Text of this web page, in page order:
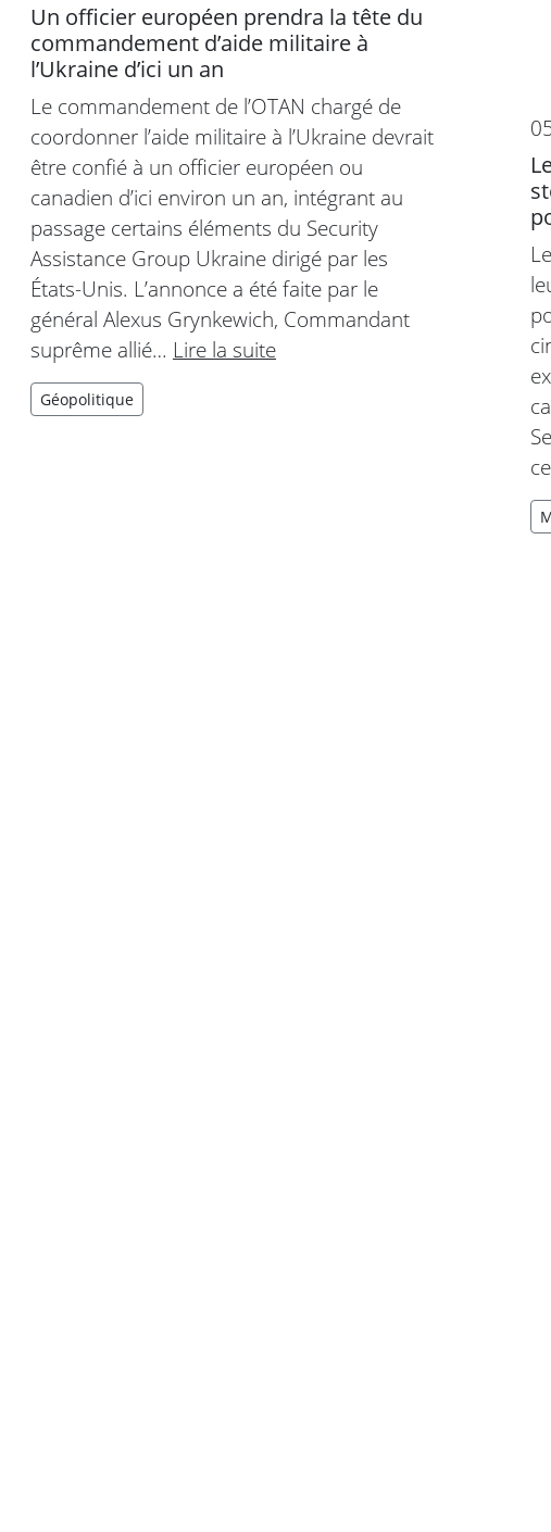
Un officier européen prendra la tête du
commandement d’aide militaire à
l’Ukraine d’ici un an
Le commandement de l’OTAN chargé de
coordonner l’aide militaire à l’Ukraine devrait
être confié à un officier européen ou
canadien d’ici environ un an, intégrant au
passage certains éléments du Security
Assistance Group Ukraine dirigé par les
États-Unis. L’annonce a été faite par le
général Alexus Grynkewich, Commandant
suprême allié… Lire la suite
Géopolitique